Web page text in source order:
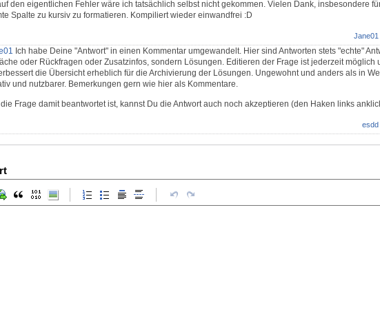
den eigentlichen Fehler wäre ich tatsächlich selbst nicht gekommen. Vielen Dank, insbesondere
Spalte zu kursiv zu formatieren. Kompiliert wieder einwandfrei :D
Jane01
Ich habe Deine "Antwort" in einen Kommentar umgewandelt. Hier sind Antworten stets "echte"
oder Rückfragen oder Zusatzinfos, sondern Lösungen. Editieren der Frage ist jederzeit möglich
die Übersicht erheblich für die Archivierung der Lösungen. Ungewohnt und anders als in
und nutzbarer. Bemerkungen gern wie hier als Kommentare.
Frage damit beantwortet ist, kannst Du die Antwort auch noch akzeptieren (den Haken links
esdd